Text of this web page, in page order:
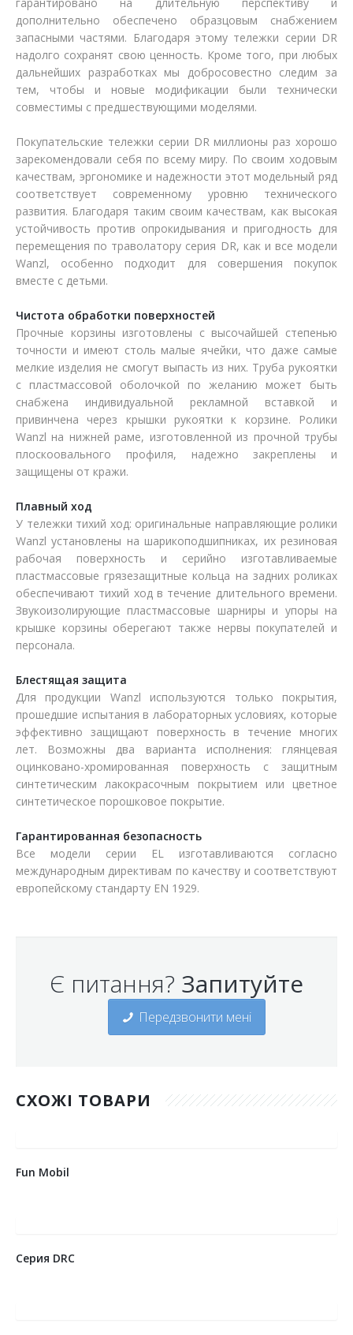
дополнительно обеспечено образцовым снабжением
запасными частями. Благодаря этому тележки серии DR
надолго сохранят свою ценность. Кроме того, при любых
дальнейших разработках мы добросовестно следим за
тем, чтобы и новые модификации были технически
совместимы с предшествующими моделями.
Покупательские тележки серии DR миллионы раз хорошо
зарекомендовали себя по всему миру. По своим ходовым
качествам, эргономике и надежности этот модельный ряд
соответствует современному уровню технического
развития. Благодаря таким своим качествам, как высокая
устойчивость против опрокидывания и пригодность для
перемещения по траволатору серия DR, как и все модели
Wanzl, особенно подходит для совершения покупок
вместе с детьми.
Чистота обработки поверхностей
Прочные корзины изготовлены с высочайшей степенью
точности и имеют столь малые ячейки, что даже самые
мелкие изделия не смогут выпасть из них. Труба рукоятки
с пластмассовой оболочкой по желанию может быть
снабжена индивидуальной рекламной вставкой и
привинчена через крышки рукоятки к корзине. Ролики
Wanzl на нижней раме, изготовленной из прочной трубы
плоскоовального профиля, надежно закреплены и
защищены от кражи.
Плавный ход
У тележки тихий ход: оригинальные направляющие ролики
Wanzl установлены на шарикоподшипниках, их резиновая
рабочая поверхность и серийно изготавливаемые
пластмассовые грязезащитные кольца на задних роликах
обеспечивают тихий ход в течение длительного времени.
Звукоизолирующие пластмассовые шарниры и упоры на
крышке корзины оберегают также нервы покупателей и
персонала.
Блестящая защита
Для продукции Wanzl используются только покрытия,
прошедшие испытания в лабораторных условиях, которые
эффективно защищают поверхность в течение многих
лет. Возможны два варианта исполнения: глянцевая
оцинковано-хромированная поверхность с защитным
синтетическим лакокрасочным покрытием или цветное
синтетическое порошковое покрытие.
Гарантированная безопасность
Все модели серии EL изготавливаются согласно
международным директивам по качеству и соответствуют
европейскому стандарту EN 1929.
Є питання? Запитуйте
Передзвонити мені
СХОЖІ ТОВАРИ
Fun Mobil
Серия DRC